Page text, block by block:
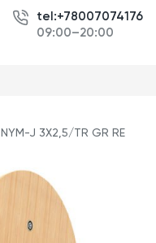
tel:+78007074176
09:00–20:00
NYM-J 3X2,5/TR GR RE